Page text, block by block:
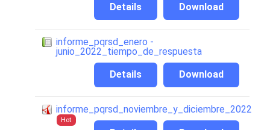
Download
Details
informe_pqrsd_enero -
junio_2022_tiempo_de_respuesta
Download
Details
informe_pqrsd_noviembre_y_diciembre_2022
Hot